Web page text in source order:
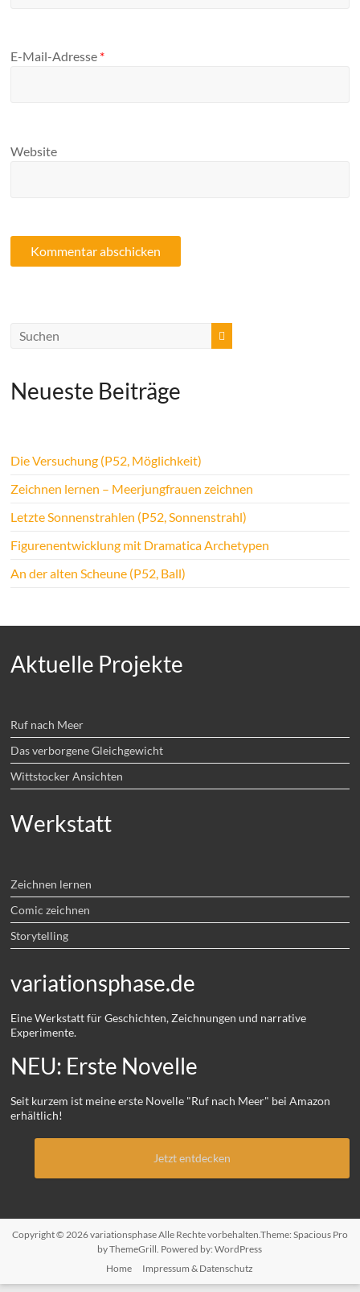
E-Mail-Adresse *
Website
Neueste Beiträge
Die Versuchung (P52, Möglichkeit)
Zeichnen lernen – Meerjungfrauen zeichnen
Letzte Sonnenstrahlen (P52, Sonnenstrahl)
Figurenentwicklung mit Dramatica Archetypen
An der alten Scheune (P52, Ball)
Aktuelle Projekte
Ruf nach Meer
Das verborgene Gleichgewicht
Wittstocker Ansichten
Werkstatt
Zeichnen lernen
Comic zeichnen
Storytelling
variationsphase.de
Eine Werkstatt für Geschichten, Zeichnungen und narrative
Experimente.
NEU: Erste Novelle
Seit kurzem ist meine erste Novelle "Ruf nach Meer" bei Amazon
erhältlich!
Jetzt entdecken
Copyright © 2026variationsphaseAlle Rechte vorbehalten.Theme: Spacious Pro
by ThemeGrill. Powered by:WordPress
Home
Impressum & Datenschutz